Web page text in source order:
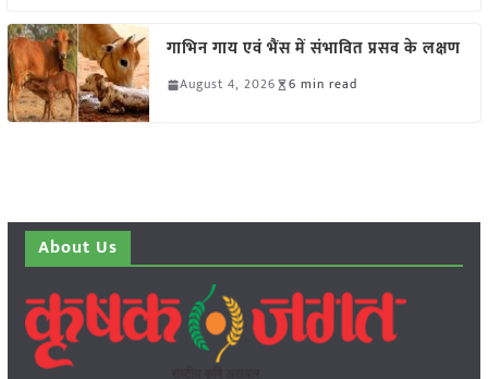
गाभिन गाय एवं भैंस में संभावित प्रसव के लक्षण
August 4, 2026 6 min read
About Us